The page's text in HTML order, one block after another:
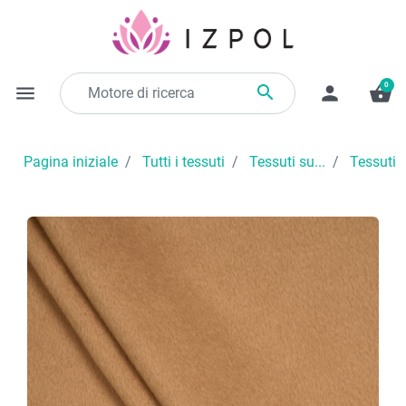
menu  person shopping_basket
0
Pagina iniziale Tutti i tessuti Tessuti su... Tessuti